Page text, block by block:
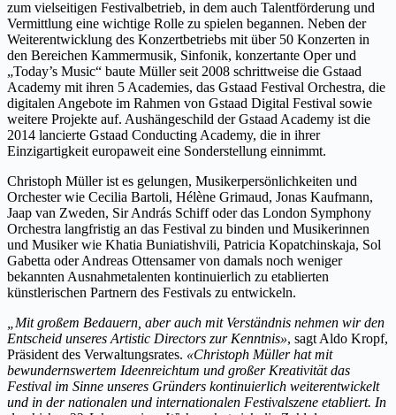
zum vielseitigen Festivalbetrieb, in dem auch Talentförderung und
Vermittlung eine wichtige Rolle zu spielen begannen. Neben der
Weiterentwicklung des Konzertbetriebs mit über 50 Konzerten in
den Bereichen Kammermusik, Sinfonik, konzertante Oper und
„Today’s Music“ baute Müller seit 2008 schrittweise die Gstaad
Academy mit ihren 5 Academies, das Gstaad Festival Orchestra, die
digitalen Angebote im Rahmen von Gstaad Digital Festival sowie
weitere Projekte auf. Aushängeschild der Gstaad Academy ist die
2014 lancierte Gstaad Conducting Academy, die in ihrer
Einzigartigkeit europaweit eine Sonderstellung einnimmt.
Christoph Müller ist es gelungen, Musikerpersönlichkeiten und
Orchester wie Cecilia Bartoli, Hélène Grimaud, Jonas Kaufmann,
Jaap van Zweden, Sir András Schiff oder das London Symphony
Orchestra langfristig an das Festival zu binden und Musikerinnen
und Musiker wie Khatia Buniatishvili, Patricia Kopatchinskaja, Sol
Gabetta oder Andreas Ottensamer von damals noch weniger
bekannten Ausnahmetalenten kontinuierlich zu etablierten
künstlerischen Partnern des Festivals zu entwickeln.
„Mit großem Bedauern, aber auch mit Verständnis nehmen wir den
Entscheid unseres Artistic Directors zur Kenntnis», sagt Aldo Kropf,
Präsident des Verwaltungsrates. «Christoph Müller hat mit
bewundernswertem Ideenreichtum und großer Kreativität das
Festival im Sinne unseres Gründers kontinuierlich weiterentwickelt
und in der nationalen und internationalen Festivalszene etabliert. In